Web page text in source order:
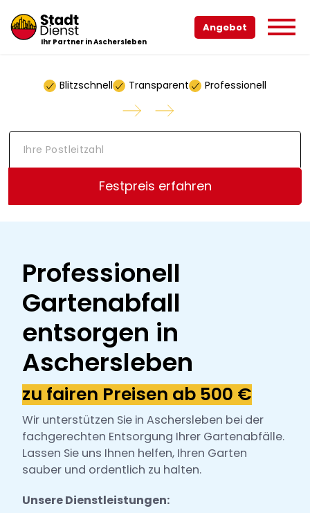
Ihr Partner in Aschersleben
Angebot
Blitzschnell Transparent Professionell
I
o
Festpreis erfahren
Professionell
Gartenabfall
entsorgen in
Aschersleben
zu fairen Preisen ab 500 €
Wir unterstützen Sie in Aschersleben bei der
fachgerechten Entsorgung Ihrer Gartenabfälle.
Lassen Sie uns Ihnen helfen, Ihren Garten
sauber und ordentlich zu halten.
Unsere Dienstleistungen: